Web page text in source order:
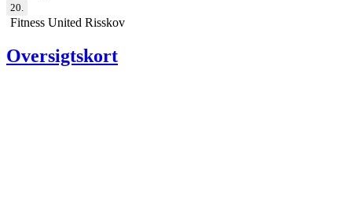
20.
Fitness United Risskov
Oversigtskort